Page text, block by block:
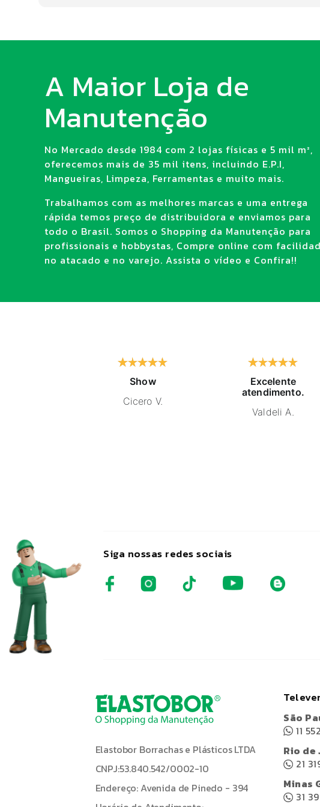
A Maior Loja de
Manutenção
No Mercado desde 1984 com 2 lojas físicas e 5 mil m²,
oferecemos mais de 35 mil itens, incluindo E.P.I,
Mangueiras, Limpeza, Ferramentas e muito mais.
Trabalhamos com as melhores marcas e uma entrega
rápida temos preço de distribuidora e enviamos para
todo o Brasil. Somos o Shopping da Manutenção para
profissionais e hobbystas, Compre online com
no atacado e no varejo. Assista o vídeo e Confira!!
Show
Cicero V.
Excelente
atendimento.
Valdeli A.
Siga nossas redes sociais
Elastobor Borrachas e Plásticos LTDA
CNPJ:53.840.542/0002-10
Endereço: Avenida de Pinedo - 394
São
11
Rio de
21
Minas
31